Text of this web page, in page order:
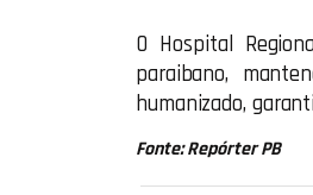
O Hospital
paraibano,
humanizado,
Fonte: Repórter PB